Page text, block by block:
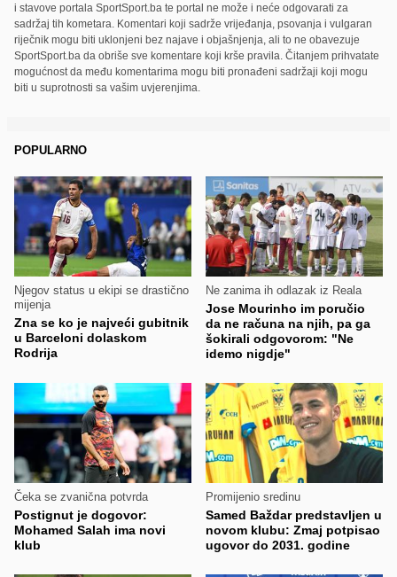
i stavove portala SportSport.ba te portal ne može i neće odgovarati za
sadržaj tih kometara. Komentari koji sadrže vrijeđanja, psovanja i vulgaran
riječnik mogu biti uklonjeni bez najave i objašnjenja, ali to ne obavezuje
SportSport.ba da obriše sve komentare koji krše pravila. Čitanjem prihvatate
mogućnost da među komentarima mogu biti pronađeni sadržaji koji mogu
biti u suprotnosti sa vašim uvjerenjima.
POPULARNO
Njegov status u ekipi se drastično
mijenja
Zna se ko je najveći gubitnik
u Barceloni dolaskom
Rodrija
Ne zanima ih odlazak iz Reala
Jose Mourinho im poručio
da ne računa na njih, pa ga
šokirali odgovorom: "Ne
idemo nigdje"
Čeka se zvanična potvrda
Postignut je dogovor:
Mohamed Salah ima novi
klub
Promijenio sredinu
Samed Baždar predstavljen u
novom klubu: Zmaj potpisao
ugovor do 2031. godine